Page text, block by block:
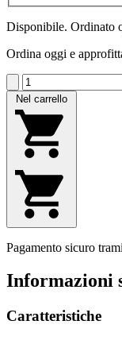
Disponibile. Ordinato
Ordina oggi e
Nel carrello
Pagamento sicuro
Informazioni
Caratteristiche